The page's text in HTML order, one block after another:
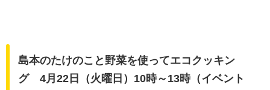
島本のたけのこと野菜を使ってエコクッキン
グ 4月22日（火曜日）10時～13時（イベント